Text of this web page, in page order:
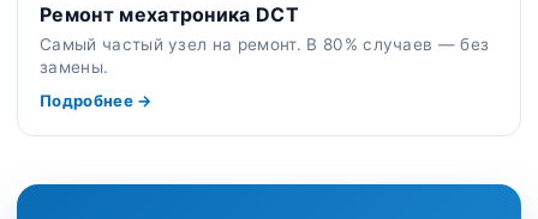
Ремонт мехатроника DCT
Самый частый узел на ремонт. В 80% случаев — без
замены.
Подробнее →